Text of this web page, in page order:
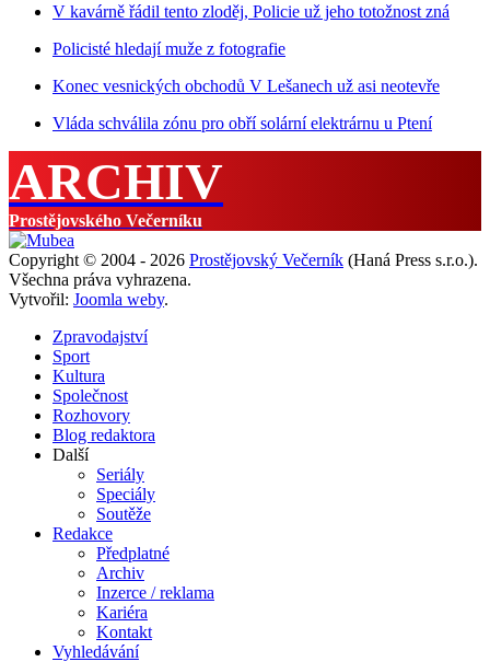
V kavárně řádil tento zloděj, Policie už jeho totožnost zná
Policisté hledají muže z fotografie
Konec vesnických obchodů V Lešanech už asi neotevře
Vláda schválila zónu pro obří solární elektrárnu u Ptení
ARCHIV
Prostějovského Večerníku
Copyright © 2004 - 2026 Prostějovský Večerník (Haná Press s.r.o.).
Všechna práva vyhrazena.
Vytvořil: Joomla weby.
Zpravodajství
Sport
Kultura
Společnost
Rozhovory
Blog redaktora
Další
Seriály
Speciály
Soutěže
Redakce
Předplatné
Archiv
Inzerce / reklama
Kariéra
Kontakt
Vyhledávání